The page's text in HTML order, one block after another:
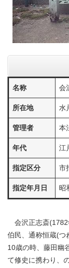
名称 会
所在地 水
管理者 本
年代 江
指定区分 市
指定年月日 昭
会沢正志斎(1782
伯民、通称恒蔵(つ
10歳の時、藤田幽
て修史に携わり、